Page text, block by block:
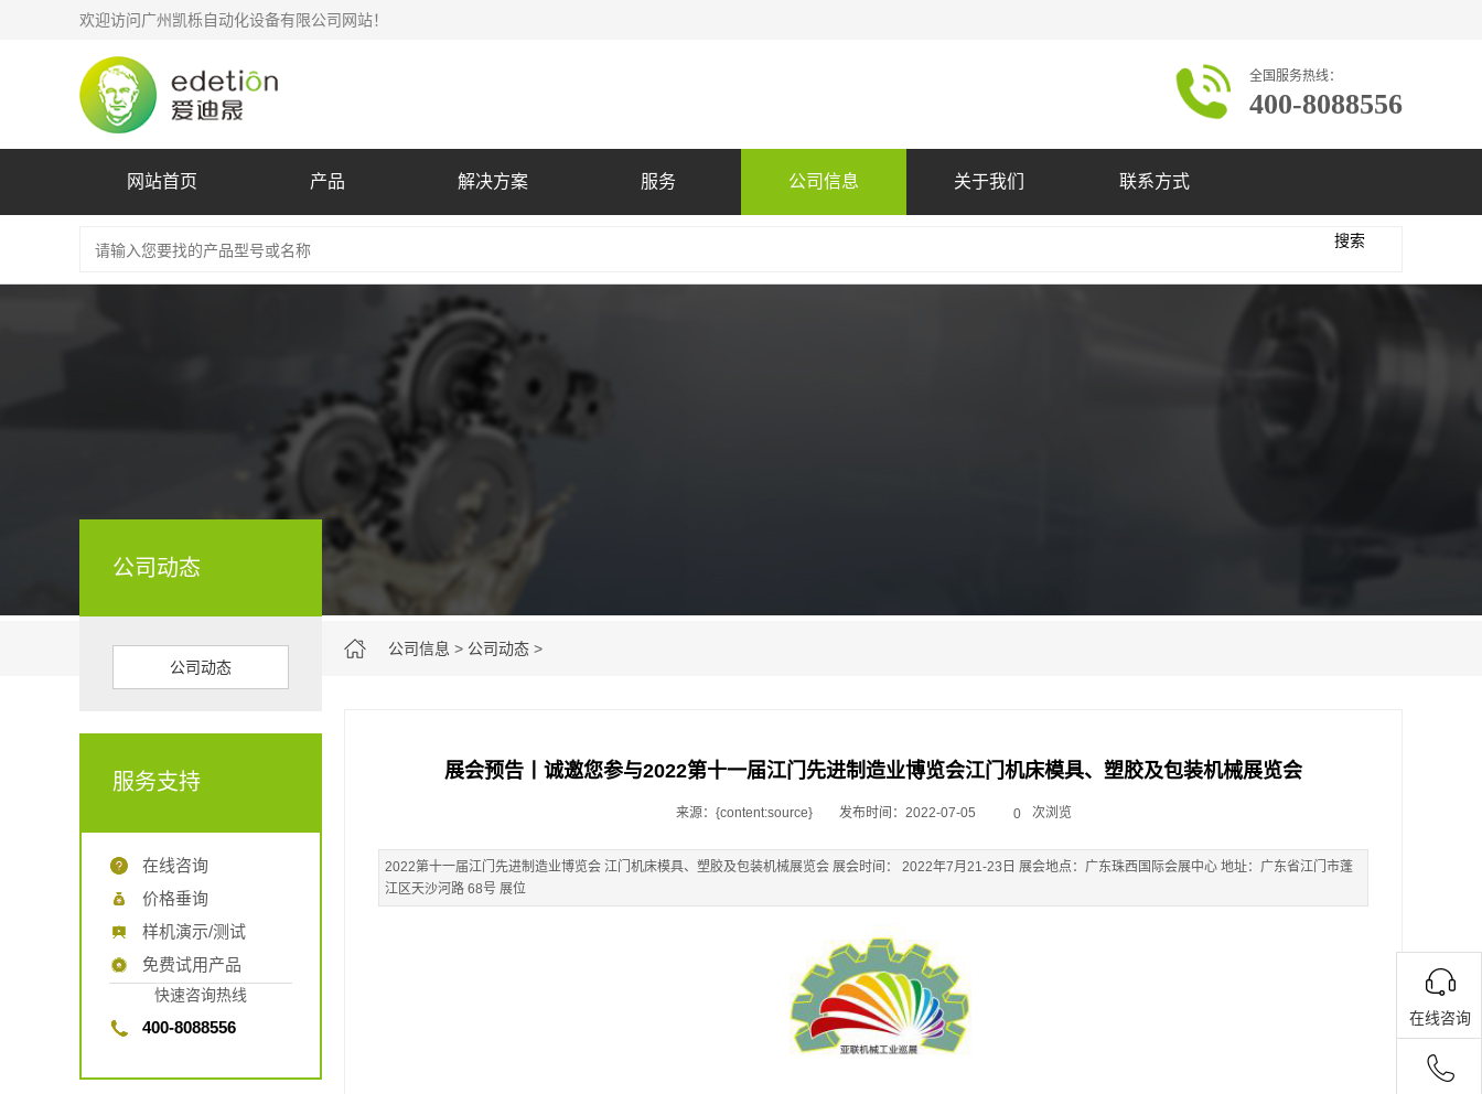
欢迎访问广州凯栎自动化设备有限公司网站！
全国服务热线：
400-8088556
网站首页 产品 解决方案 服务 公司信息 关于我们 联系方式
搜索
公司信息 > 公司动态 >
公司动态
公司动态
服务支持
在线咨询
价格垂询
样机演示/测试
免费试用产品
快速咨询热线
400-8088556
展会预告丨诚邀您参与2022第十一届江门先进制造业博览会江门机床模具、塑胶及包装机械展览会
来源：{content:source} 发布时间：2022-07-05 0 次浏览
2022第十一届江门先进制造业博览会 江门机床模具、塑胶及包装机械展览会 展会时间： 2022年7月21-23日 展会地点：广东珠西国际会展中心 地址：广东省江门市蓬
江区天沙河路 68号 展位
在线咨询